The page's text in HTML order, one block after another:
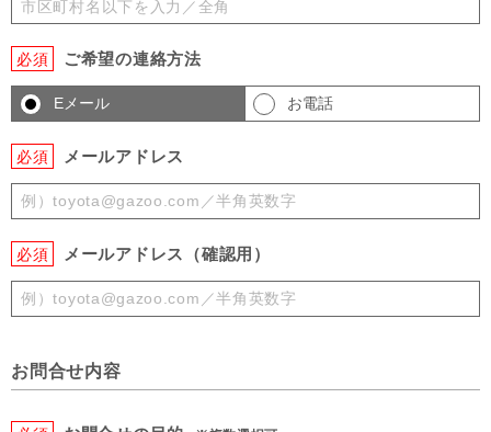
必須 ご希望の連絡方法
Eメール お電話
必須 メールアドレス
必須 メールアドレス（確認用）
お問合せ内容